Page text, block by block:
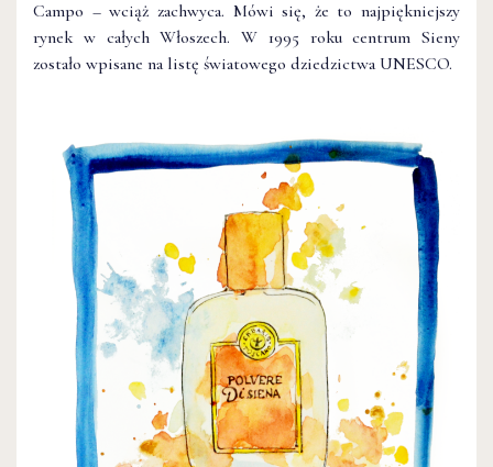
Campo – wciąż zachwyca. Mówi się, że to najpiękniejszy
rynek w całych Włoszech. W 1995 roku centrum Sieny
zostało wpisane na listę światowego dziedzictwa UNESCO.